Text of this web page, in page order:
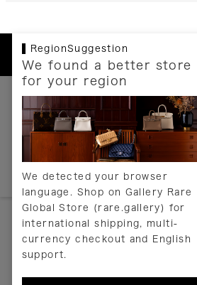
RegionSuggestion
We found a better store
for your region
We detected your browser
language. Shop on Gallery Rare
Global Store (rare.gallery) for
international shipping, multi-
currency checkout and English
support.
お支払いについて
配送について
送料について
返品について
ヘルプ
お問い合わせ
当店について